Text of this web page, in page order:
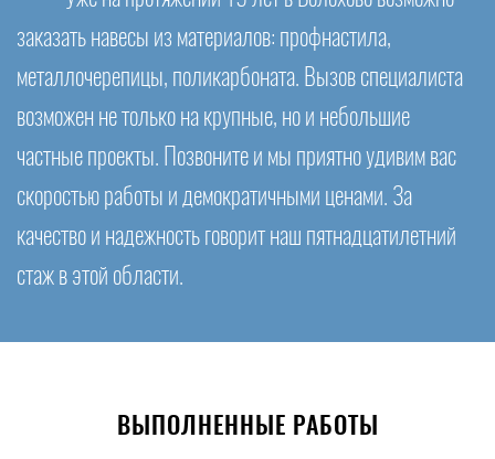
заказать навесы из материалов: профнастила,
металлочерепицы, поликарбоната. Вызов специалиста
возможен не только на крупные, но и небольшие
частные проекты. Позвоните и мы приятно удивим вас
скоростью работы и демократичными ценами. За
качество и надежность говорит наш пятнадцатилетний
стаж в этой области.
ВЫПОЛНЕННЫЕ РАБОТЫ